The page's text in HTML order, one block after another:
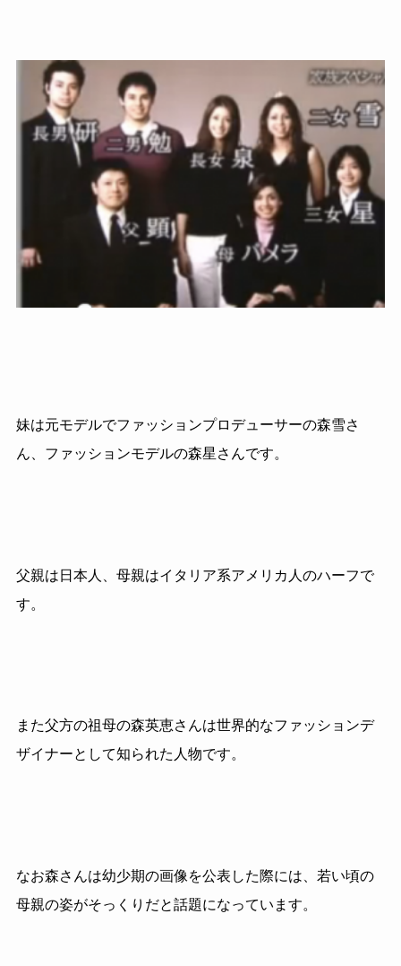
妹は元モデルでファッションプロデューサーの森雪さ
ん、ファッションモデルの森星さんです。
父親は日本人、母親はイタリア系アメリカ人のハーフで
す。
また父方の祖母の森英恵さんは世界的なファッションデ
ザイナーとして知られた人物です。
なお森さんは幼少期の画像を公表した際には、若い頃の
母親の姿がそっくりだと話題になっています。